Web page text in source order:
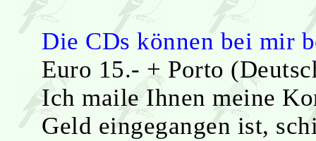
Die CDs können bei mir
Euro 15.- + Porto
Ich maile Ihnen meine
Geld eingegangen ist,